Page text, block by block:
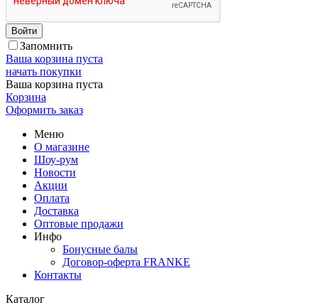
Войти
Запомнить
Ваша корзина пуста
начать покупки
Ваша корзина пуста
Корзина
Оформить заказ
Меню
О магазине
Шоу-рум
Новости
Акции
Оплата
Доставка
Оптовые продажи
Инфо
Бонусные балы
Договор-оферта FRANKE
Контакты
Каталог